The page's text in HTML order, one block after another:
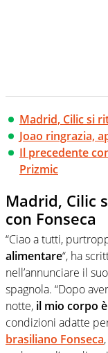
Madrid, Cilic si
Joao ringrazia,
Il precedente
Prizmic
Madrid, Cilic
con Fonseca
“Ciao a tutti,
alimentare“, ha
nell’annunciare il
spagnola. “Dopo
notte, il mio corpo
condizioni adatte
brasiliano Fonseca